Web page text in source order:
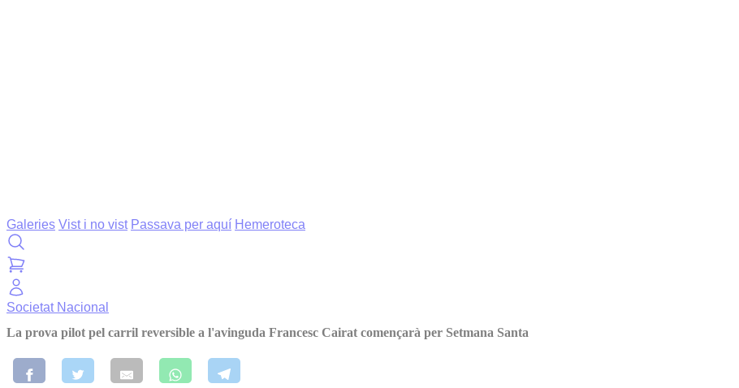
Galeries Vist i no vist Passava per aquí Hemeroteca
Societat Nacional
La prova pilot pel carril reversible a l'avinguda Francesc Cairat començarà per Setmana Santa